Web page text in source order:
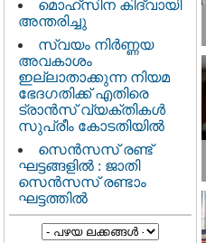
മൊഹ്‌സിന കിദ്വായി
അന്തരിച്ചു
സ്വയം നിർണ്ണയ
അവകാശം
ഇല്ലാതാക്കുന്ന നിയമ
ഭേദഗതിക്ക് എതിരെ
ട്രാൻസ് വ്യക്തികൾ
സുപ്രീം കോടതിയിൽ
സെന്‍സസ് രണ്ട്
ഘട്ടങ്ങളിൽ : ജാതി
സെന്‍സസ് രണ്ടാം
ഘട്ടത്തിൽ